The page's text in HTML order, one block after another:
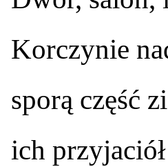
Korczynie
sporą część
ich